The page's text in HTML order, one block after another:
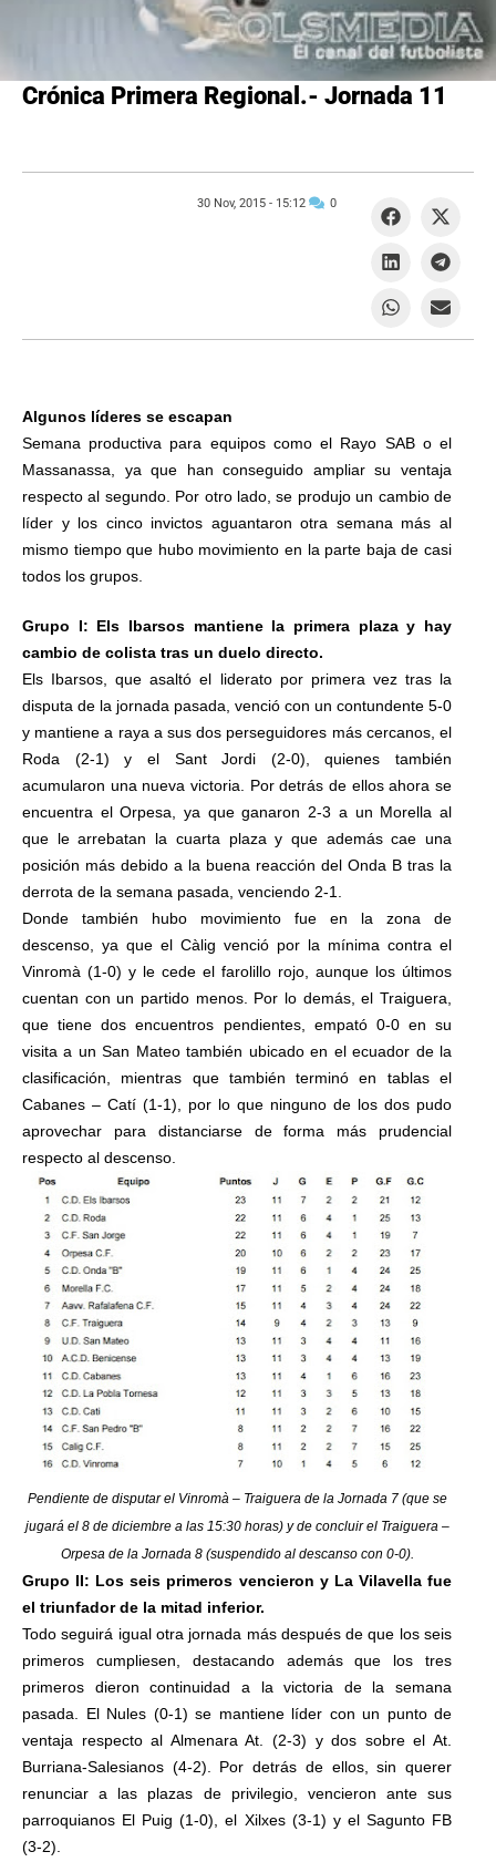
Crónica Primera Regional.- Jornada 11
Algunos líderes se escapan
Semana productiva para equipos como el Rayo SAB o el
Massanassa, ya que han conseguido ampliar su ventaja
respecto al segundo. Por otro lado, se produjo un cambio de
líder y los cinco invictos aguantaron otra semana más al
mismo tiempo que hubo movimiento en la parte baja de casi
todos los grupos.
Grupo I: Els Ibarsos mantiene la primera plaza y hay
cambio de colista tras un duelo directo.
Els Ibarsos, que asaltó el liderato por primera vez tras la
disputa de la jornada pasada, venció con un contundente 5-0
y mantiene a raya a sus dos perseguidores más cercanos, el
Roda (2-1) y el Sant Jordi (2-0), quienes también
acumularon una nueva victoria. Por detrás de ellos ahora se
encuentra el Orpesa, ya que ganaron 2-3 a un Morella al
que le arrebatan la cuarta plaza y que además cae una
posición más debido a la buena reacción del Onda B tras la
derrota de la semana pasada, venciendo 2-1.
Donde también hubo movimiento fue en la zona de
descenso, ya que el Càlig venció por la mínima contra el
Vinromà (1-0) y le cede el farolillo rojo, aunque los últimos
cuentan con un partido menos. Por lo demás, el Traiguera,
que tiene dos encuentros pendientes, empató 0-0 en su
visita a un San Mateo también ubicado en el ecuador de la
clasificación, mientras que también terminó en tablas el
Cabanes – Catí (1-1), por lo que ninguno de los dos pudo
aprovechar para distanciarse de forma más prudencial
respecto al descenso.
Pendiente de disputar el Vinromà – Traiguera de la Jornada 7 (que se
jugará el 8 de diciembre a las 15:30 horas) y de concluir el Traiguera –
Orpesa de la Jornada 8 (suspendido al descanso con 0-0).
Grupo II: Los seis primeros vencieron y La Vilavella fue
el triunfador de la mitad inferior.
Todo seguirá igual otra jornada más después de que los seis
primeros cumpliesen, destacando además que los tres
primeros dieron continuidad a la victoria de la semana
pasada. El Nules (0-1) se mantiene líder con un punto de
ventaja respecto al Almenara At. (2-3) y dos sobre el At.
Burriana-Salesianos (4-2). Por detrás de ellos, sin querer
renunciar a las plazas de privilegio, vencieron ante sus
parroquianos El Puig (1-0), el Xilxes (3-1) y el Sagunto FB
(3-2).
30 Nov, 2015 - 15:12 0